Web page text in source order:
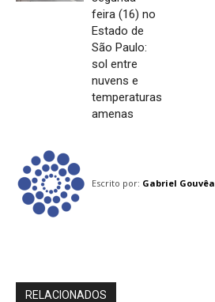
feira (16) no
Estado de
São Paulo:
sol entre
nuvens e
temperaturas
amenas
Escrito por: Gabriel Gouvêa
RELACIONADOS